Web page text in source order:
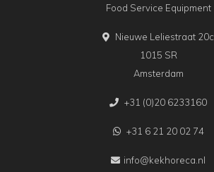
Food Service Equipment
Nieuwe Leliestraat 20c
1015 SR
Amsterdam
+31 (0)20 6233160
+31 6 21 20 02 74
info@kekhoreca.nl